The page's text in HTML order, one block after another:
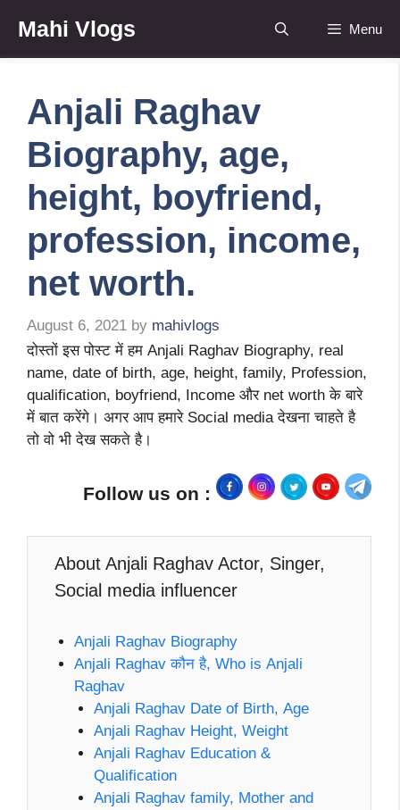
content
Mahi Vlogs Menu
Anjali Raghav
Biography, age,
height, boyfriend,
profession, income,
net worth.
August 6, 2021 by mahivlogs
दोस्तों इस पोस्ट में हम Anjali Raghav Biography, real
name, date of birth, age, height, family, Profession,
qualification, boyfriend, Income और net worth के बारे
में बात करेंगे। अगर आप हमारे Social media देखना चाहते है
तो वो भी देख सकते है।
Follow us on :
About Anjali Raghav Actor, Singer,
Social media influencer
Anjali Raghav Biography
Anjali Raghav कौन है, Who is Anjali
Raghav
Anjali Raghav Date of Birth, Age
Anjali Raghav Height, Weight
Anjali Raghav Education &
Qualification
Anjali Raghav family, Mother and